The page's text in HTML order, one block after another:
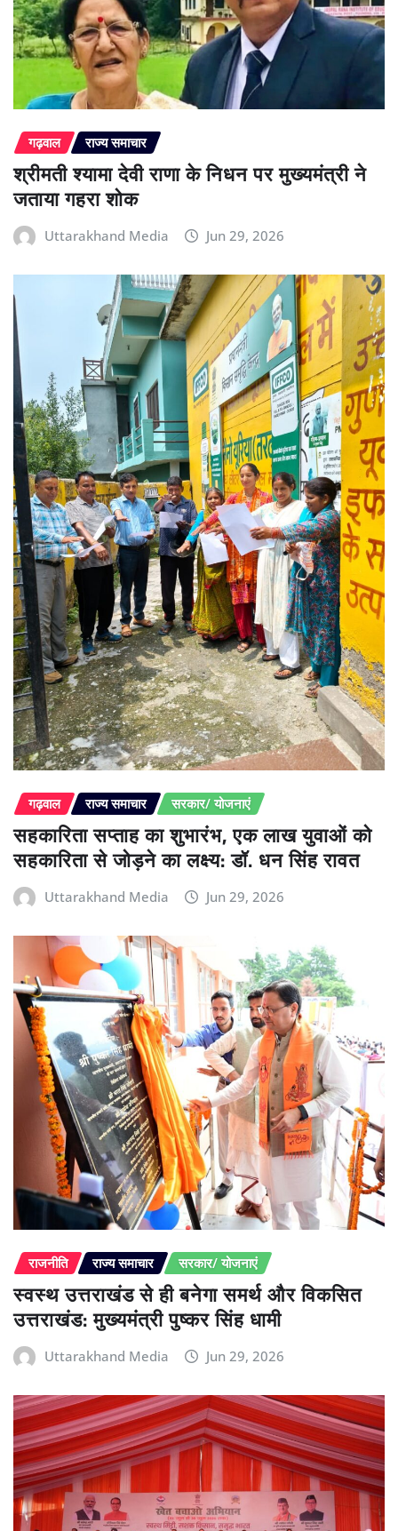
गढ़वाल राज्य समाचार
श्रीमती श्यामा देवी राणा के निधन पर मुख्यमंत्री ने
जताया गहरा शोक
Uttarakhand Media Jun 29, 2026
गढ़वाल राज्य समाचार सरकार/ योजनाएं
सहकारिता सप्ताह का शुभारंभ, एक लाख युवाओं को
सहकारिता से जोड़ने का लक्ष्य: डॉ. धन सिंह रावत
Uttarakhand Media Jun 29, 2026
राजनीति राज्य समाचार सरकार/ योजनाएं
स्वस्थ उत्तराखंड से ही बनेगा समर्थ और विकसित
उत्तराखंड: मुख्यमंत्री पुष्कर सिंह धामी
Uttarakhand Media Jun 29, 2026